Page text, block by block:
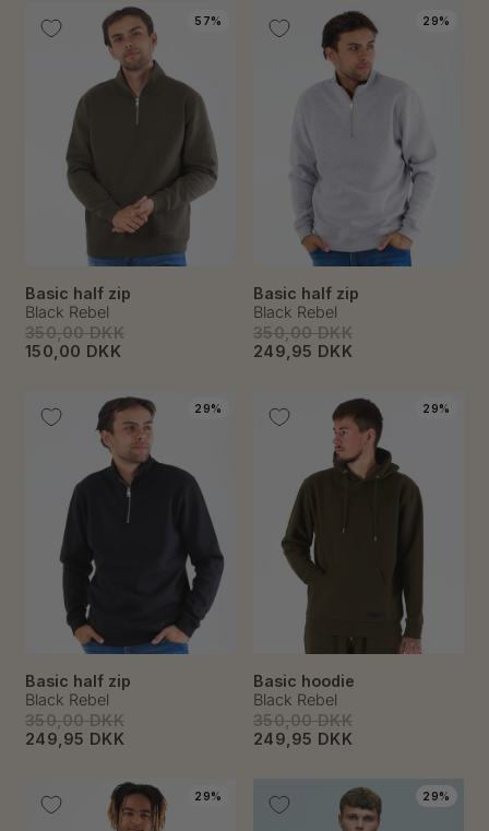
57%
Basic half zip
350,00 DKK
150,00 DKK
Black Rebel
29%
Basic half zip
350,00 DKK
249,95 DKK
Black Rebel
29%
Basic half zip
350,00 DKK
249,95 DKK
Black Rebel
29%
Basic hoodie
350,00 DKK
249,95 DKK
Black Rebel
29% 29%